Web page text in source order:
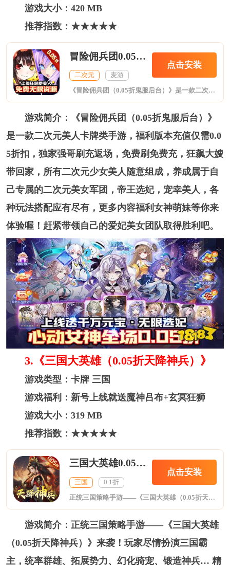
游戏大小：420 MB
推荐指数：★★★★★
冒险佣兵团0.05折鬼服后台
二次元 麦游
点击安装
《冒险佣兵团（0.05折鬼服后台）》是一款二次元美人卡牌类手游，福利版本充值仅需0.05折扣，独家强哥刷充返场，免费刷免费充，狂飙大嫂带回家，所有二次元少女美人随意组成，养成属于自己专属的二次元美女军团，帝王选妃，宠幸美人，各种玩法搭配应有尽有，更多内容福利女神萌妹等你来体验喔！赶紧带领自己的爱妃美女团队取得胜利吧。
游戏简介：《冒险佣兵团（0.05折鬼服后台）》
是一款二次元美人卡牌类手游，福利版本充值仅需0.0
5折扣，独家强哥刷充返场，免费刷免费充，狂飙大嫂
带回家，所有二次元少女美人随意组成，养成属于自
己专属的二次元美女军团，帝王选妃，宠幸美人，各
种玩法搭配应有尽有，更多内容福利女神萌妹等你来
体验喔！赶紧带领自己的爱妃美女团队取得胜利吧。
3.《三国大英雄（0.05折天降神兵）》
游戏类型：卡牌 三国
游戏福利：新号上线就送魔神吕布+玄冥狂狮
游戏大小：319 MB
推荐指数：★★★★★
三国大英雄0.05折天降神兵
三国 0.1折
点击安装
正统三国策略手游——《三国大英雄（0.05折天降神兵）》来袭！玩家尽情扮演三国霸主，统率群雄、拓展势力、幻化骑宠、锻造神兵… 精妙布阵技巧，热血微操激战！国战、军团战、跨服战，一个都不会少！来吧，过关斩将，攻城略地，圆你一个称霸三国的梦！三国情，英雄梦，真实还原，血战沙场... 网罗三国名将，吕布、赵云随你调遣。坐拥绝色后宫，貂蝉、双乔任你勾搭。排兵布阵，攻防有术，有勇有谋方能百战不殆！
游戏简介：正统三国策略手游——《三国大英雄
（0.05折天降神兵）》来袭！玩家尽情扮演三国霸
主，统率群雄、拓展势力、幻化骑宠、锻造神兵… 精